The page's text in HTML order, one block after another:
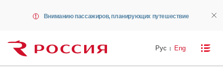
Вниманию пассажиров, планирующих путешествие
Рус Eng